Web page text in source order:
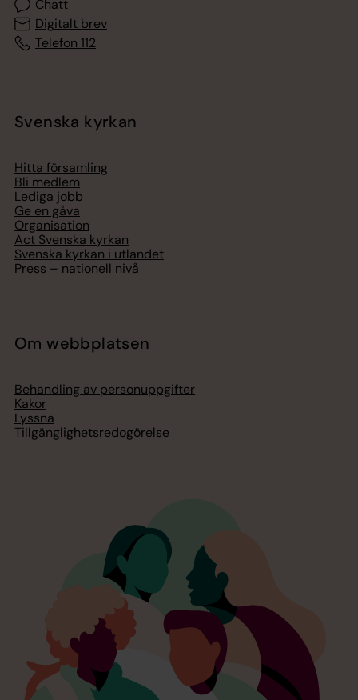
Chatt
Digitalt brev
Telefon 112
Svenska kyrkan
Hitta församling
Bli medlem
Lediga jobb
Ge en gåva
Organisation
Act Svenska kyrkan
Svenska kyrkan i utlandet
Press – nationell nivå
Om webbplatsen
Behandling av personuppgifter
Kakor
Lyssna
Tillgänglighetsredogörelse